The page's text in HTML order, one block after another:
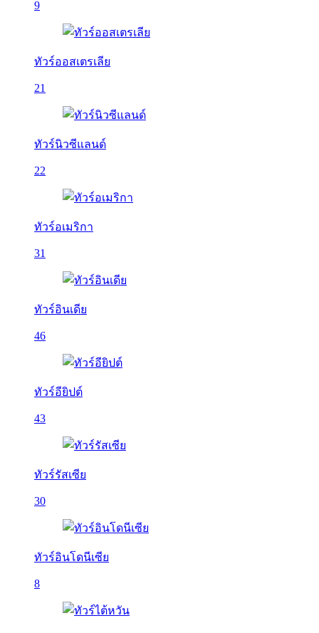
9
ทัวร์ออสเตรเลีย
21
ทัวร์นิวซีแลนด์
22
ทัวร์อเมริกา
31
ทัวร์อินเดีย
46
ทัวร์อียิปต์
43
ทัวร์รัสเซีย
30
ทัวร์อินโดนีเซีย
8